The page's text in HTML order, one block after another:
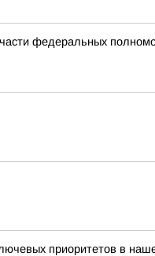
федеральных
приоритетов в